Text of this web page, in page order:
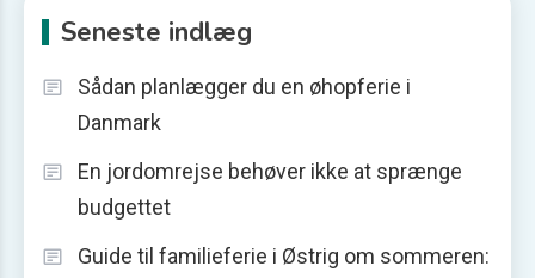
Seneste indlæg
Sådan planlægger du en øhopferie i
Danmark
En jordomrejse behøver ikke at sprænge
budgettet
Guide til familieferie i Østrig om sommeren: